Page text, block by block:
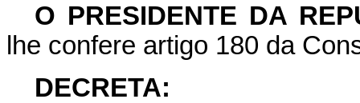
O PRESIDENTE DA
lhe confere artigo 180 da
DECRETA: